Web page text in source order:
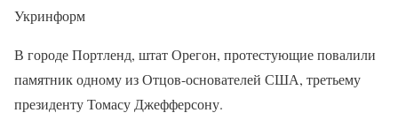
Укринформ
В городе Портленд, штат Орегон, протестующие повалили
памятник одному из Отцов-основателей США, третьему
президенту Томасу Джефферсону.